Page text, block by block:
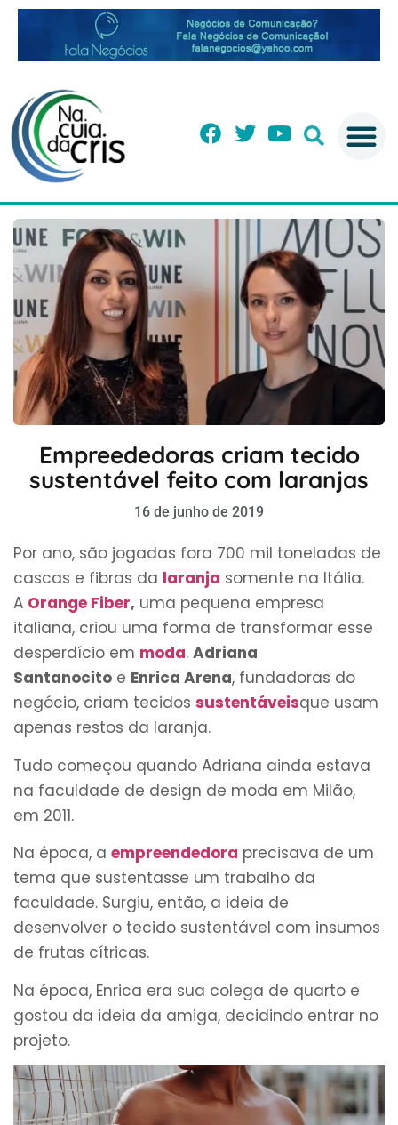
Empreededoras criam tecido
sustentável feito com laranjas
16 de junho de 2019
Por ano, são jogadas fora 700 mil toneladas de
cascas e fibras da laranja somente na Itália.
A Orange Fiber, uma pequena empresa
italiana, criou uma forma de transformar esse
desperdício em moda. Adriana
Santanocito e Enrica Arena, fundadoras do
negócio, criam tecidos sustentáveisque usam
apenas restos da laranja.
Tudo começou quando Adriana ainda estava
na faculdade de design de moda em Milão,
em 2011.
Na época, a empreendedora precisava de um
tema que sustentasse um trabalho da
faculdade. Surgiu, então, a ideia de
desenvolver o tecido sustentável com insumos
de frutas cítricas.
Na época, Enrica era sua colega de quarto e
gostou da ideia da amiga, decidindo entrar no
projeto.